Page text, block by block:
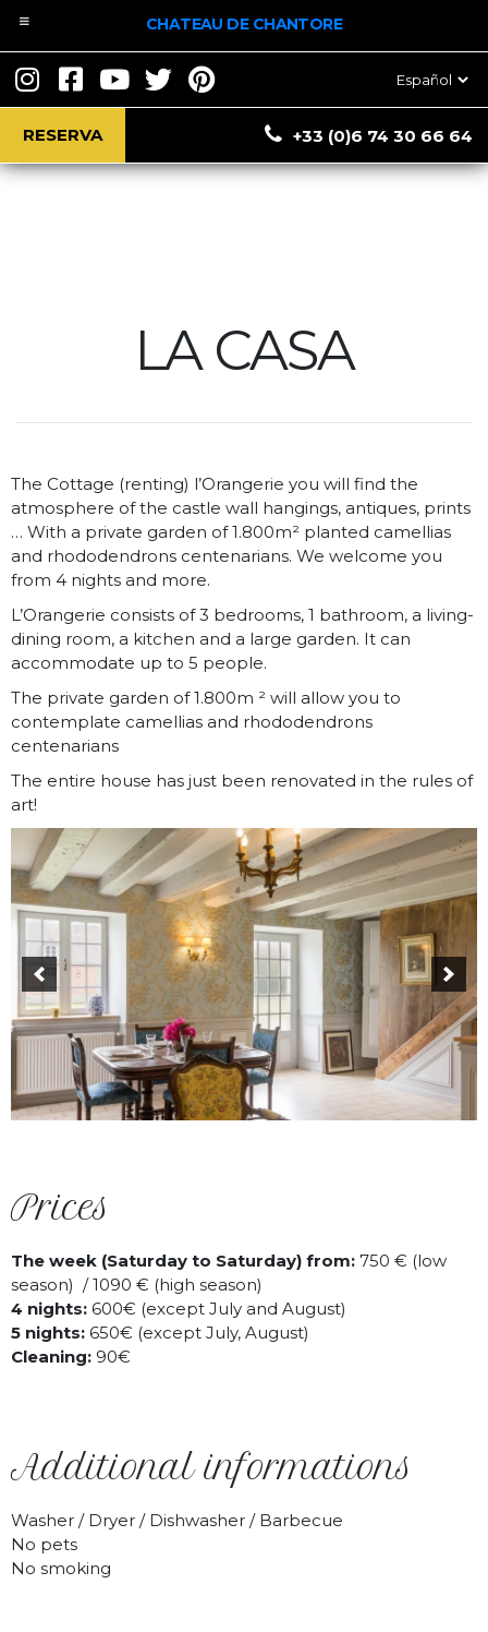
CHATEAU DE CHANTORE
RESERVA +33 (0)6 74 30 66 64
Elegir
LA CASA
The Cottage (renting) l’Orangerie you will find the
atmosphere of the castle wall hangings, antiques, prints
… With a private garden of 1.800m² planted camellias
and rhododendrons centenarians. We welcome you
from 4 nights and more.
L’Orangerie consists of 3 bedrooms, 1 bathroom, a living-
dining room, a kitchen and a large garden. It can
accommodate up to 5 people.
The private garden of 1.800m ² will allow you to
contemplate camellias and rhododendrons
centenarians
The entire house has just been renovated in the rules of
art!
Prices
The week (Saturday to Saturday) from: 750 € (low
season) / 1090 € (high season)
4 nights: 600€ (except July and August)
5 nights: 650€ (except July, August)
Cleaning: 90€
Additional informations
Washer / Dryer / Dishwasher / Barbecue
No pets
No smoking